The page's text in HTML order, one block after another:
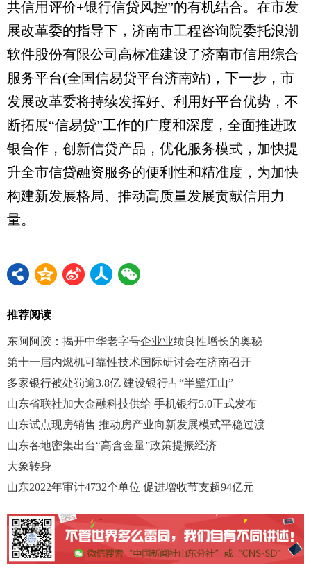
共信用评价+银行信贷风控”的有机结合。在市发
展改革委的指导下，济南市工程咨询院委托浪潮
软件股份有限公司高标准建设了济南市信用综合
服务平台(全国信易贷平台济南站)，下一步，市
发展改革委将持续发挥好、利用好平台优势，不
断拓展“信易贷”工作的广度和深度，全面推进政
银合作，创新信贷产品，优化服务模式，加快提
升全市信贷融资服务的便利性和精准度，为加快
构建新发展格局、推动高质量发展贡献信用力
量。
推荐阅读
东阿阿胶：揭开中华老字号企业业绩良性增长的奥秘
第十一届内燃机可靠性技术国际研讨会在济南召开
多家银行被处罚逾3.8亿 建设银行占“半壁江山”
山东省联社加大金融科技供给 手机银行5.0正式发布
山东试点现房销售 推动房产业向新发展模式平稳过渡
山东各地密集出台“高含金量”政策提振经济
大象转身
山东2022年审计4732个单位 促进增收节支超94亿元